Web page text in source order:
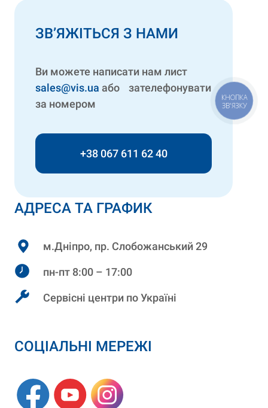
АДРЕСА ТА ГРАФИК
м.Дніпро, пр. Слобожанський 29
пн-пт 8:00 – 17:00
Сервісні центри по Україні
СОЦІАЛЬНІ МЕРЕЖІ
ЗВ’ЯЖІТЬСЯ З НАМИ
Ви можете написати нам лист
sales@vis.ua або зателефонувати
за номером
+38 067 611 62 40
КНОПКА
ЗВ'ЯЗКУ